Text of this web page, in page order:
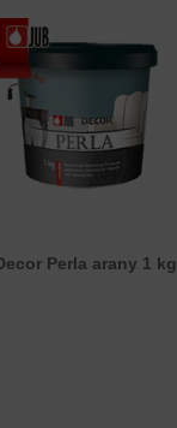
Perla arany 1 kg